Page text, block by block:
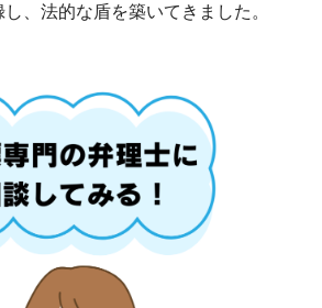
、法的な盾を築いてきました。